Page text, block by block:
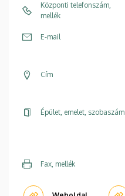
Központi telefonszám,
mellék
E-mail
Cím
Épület, emelet, szobaszám
Fax, mellék